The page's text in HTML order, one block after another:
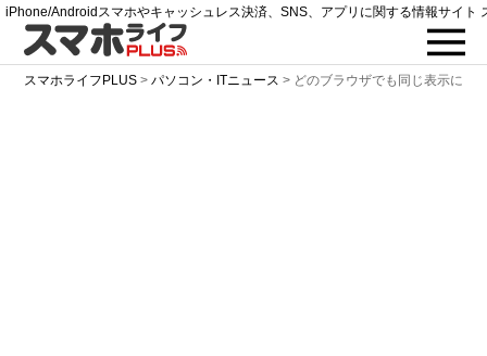
iPhone/Androidスマホやキャッシュレス決済、SNS、アプリに関する情報サイト
スマホライフPLUS >パソコン・ITニュース > どのブラウザでも同じ表示にな